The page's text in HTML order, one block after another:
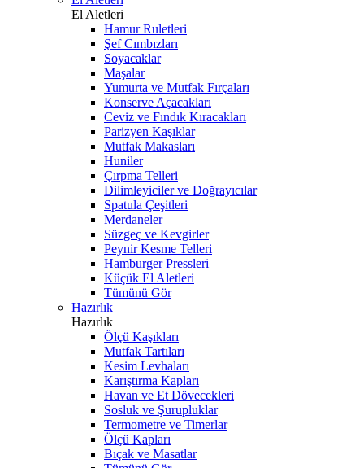
El Aletleri
Hamur Ruletleri
Şef Cımbızları
Soyacaklar
Maşalar
Yumurta ve Mutfak Fırçaları
Konserve Açacakları
Ceviz ve Fındık Kıracakları
Parizyen Kaşıklar
Mutfak Makasları
Huniler
Çırpma Telleri
Dilimleyiciler ve Doğrayıcılar
Spatula Çeşitleri
Merdaneler
Süzgeç ve Kevgirler
Peynir Kesme Telleri
Hamburger Pressleri
Küçük El Aletleri
Tümünü Gör
Hazırlık
Hazırlık
Ölçü Kaşıkları
Mutfak Tartıları
Kesim Levhaları
Karıştırma Kapları
Havan ve Et Dövecekleri
Sosluk ve Şurupluklar
Termometre ve Timerlar
Ölçü Kapları
Bıçak ve Masatlar